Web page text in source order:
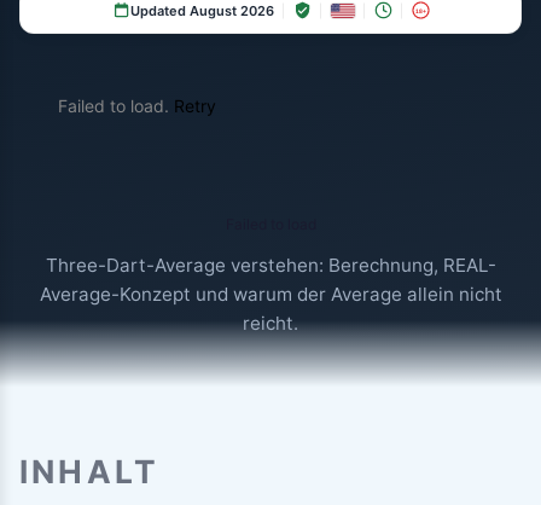
Updated August 2026 18+
Failed to load. Retry
Three-Dart-Average verstehen: Berechnung, REAL-
Average-Konzept und warum der Average allein nicht
reicht.
INHALT